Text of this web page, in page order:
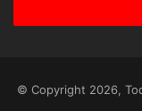
© Copyright 2026,